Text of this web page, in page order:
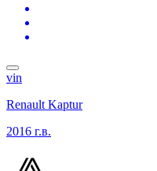
vin
Renault Kaptur
2016 г.в.